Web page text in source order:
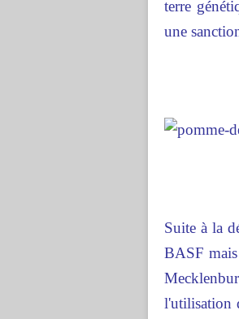
terre
une
Suite à la
BASF mais
l'utilisation